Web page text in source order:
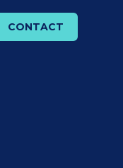
CONTACT